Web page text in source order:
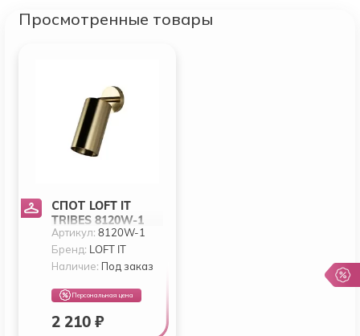
Просмотренные товары
СПОТ LOFT IT
TRIBES 8120W-1
Артикул:8120W-1
Бренд: LOFT IT
Наличие: Под заказ
Персональная цена
2 210 ₽